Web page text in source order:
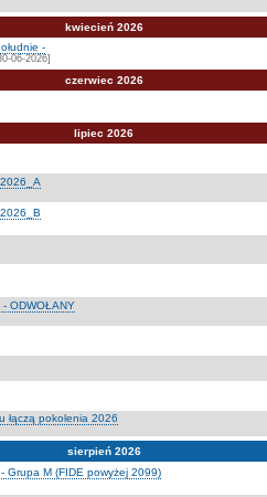
kwiecień 2026
-
06-2026]
czerwiec 2026
lipiec 2026
ODWOŁANY
łączą pokolenia 2026
sierpień 2026
Grupa M (FIDE powyżej 2099)